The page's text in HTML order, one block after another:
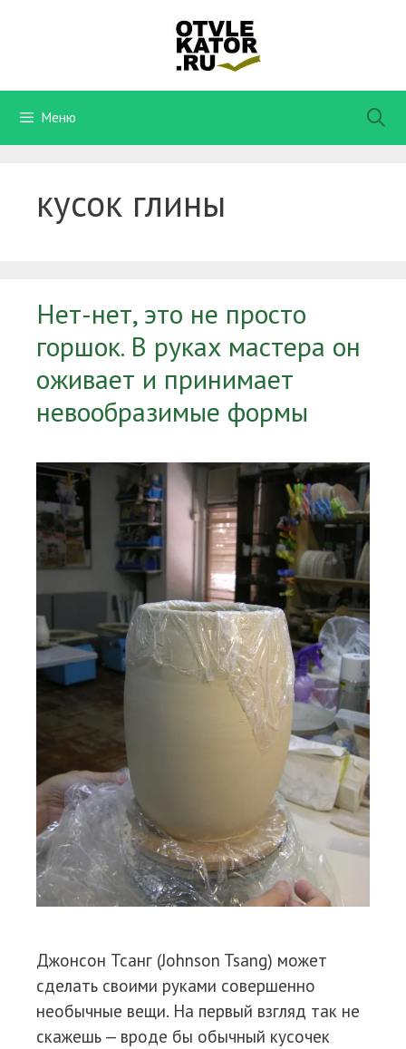
Меню
кусок глины
Нет-нет, это не просто
горшок. В руках мастера он
оживает и принимает
невообразимые формы
Джонсон Тсанг (Johnson Tsang) может
сделать своими руками совершенно
необычные вещи. На первый взгляд так не
скажешь — вроде бы обычный кусочек